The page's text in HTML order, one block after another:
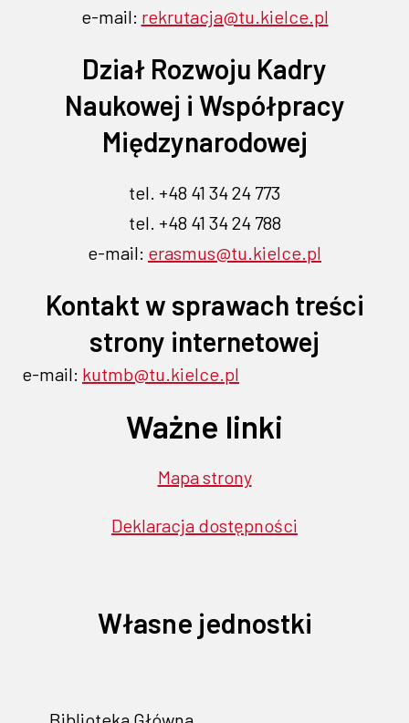
nowej
nowej
się
nowej
karcie
się
nowej
karcie
się
nowej
karcie
się
nowej
karcie
e-mail: rekrutacja@tu.kielce.pl
Dział Rozwoju Kadry
Naukowej i Współpracy
Międzynarodowej
tel. +48 41 34 24 773
tel. +48 41 34 24 788
e-mail: erasmus@tu.kielce.pl
Kontakt w sprawach treści
strony internetowej
e-mail: kutmb@tu.kielce.pl
Ważne linki
Mapa strony
Deklaracja dostępności
Własne jednostki